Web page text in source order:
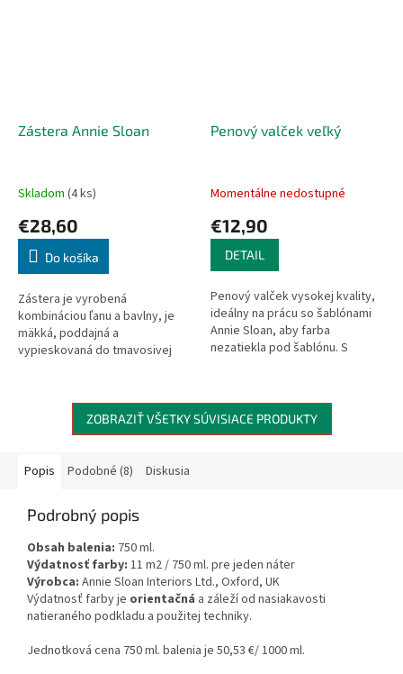
Zástera Annie Sloan
Skladom (4 ks)
€28,60
Do košíka
Zástera je vyrobená
kombináciou ľanu a bavlny, je
mäkká, poddajná a
vypieskovaná do tmavosivej
pohodlné a praktické...
Penový valček veľký
Momentálne nedostupné
€12,90
DETAIL
Penový valček vysokej kvality,
ideálny na prácu so šablónami
Annie Sloan, aby farba
nezatiekla pod šablónu. S
do ruky....
ZOBRAZIŤ VŠETKY SÚVISIACE PRODUKTY
Popis Podobné (8) Diskusia
Podrobný popis
Obsah balenia: 750 ml.
Výdatnosť farby: 11 m2 / 750 ml. pre jeden náter
Výrobca: Annie Sloan Interiors Ltd., Oxford, UK
Výdatnosť farby je orientačná a záleží od nasiakavosti
natieraného podkladu a použitej techniky.
Jednotková cena 750 ml. balenia je 50,53 €/ 1000 ml.